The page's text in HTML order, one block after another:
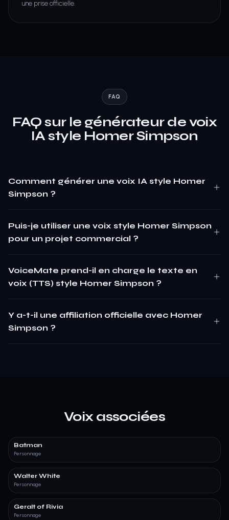
une prise officielle.
FAQ
FAQ sur le générateur de voix
IA style Homer Simpson
Comment générer une voix IA style Homer
Simpson ?
Puis-je utiliser une voix style Homer Simpson
pour un projet commercial ?
VoiceMate prend-il en charge le texte en
voix (TTS) style Homer Simpson ?
Y a-t-il une affiliation officielle avec Homer
Simpson ?
Voix associées
Batman
Personnage
Walter White
Personnage
Geralt of Rivia
Personnage